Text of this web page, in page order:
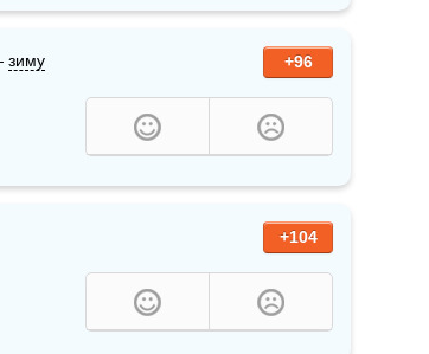
+96
зиму
+104